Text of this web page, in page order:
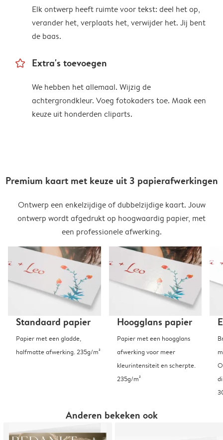
Elk ontwerp heeft ruimte voor tekst: deel het op,
verander het, verplaats het, verwijder het. Jij bent
de baas.
star_outline Extra's toevoegen
We hebben het allemaal. Wijzig de
achtergrondkleur. Voeg fotokaders toe. Maak een
keuze uit honderden cliparts.
Premium kaart met keuze uit 3 papierafwerkingen
Ontwerp een enkelzijdige of dubbelzijdige kaart. Jouw
ontwerp wordt afgedrukt op hoogwaardig papier, met
een professionele afwerking.
Standaard papier
Papier met een gladde,
halfmatte afwerking. 235g/m²
Hoogglans papier
Papier met een hoogglans
afwerking voor meer
kleurintensiteit en scherpte.
235g/m²
Anderen bekeken ook